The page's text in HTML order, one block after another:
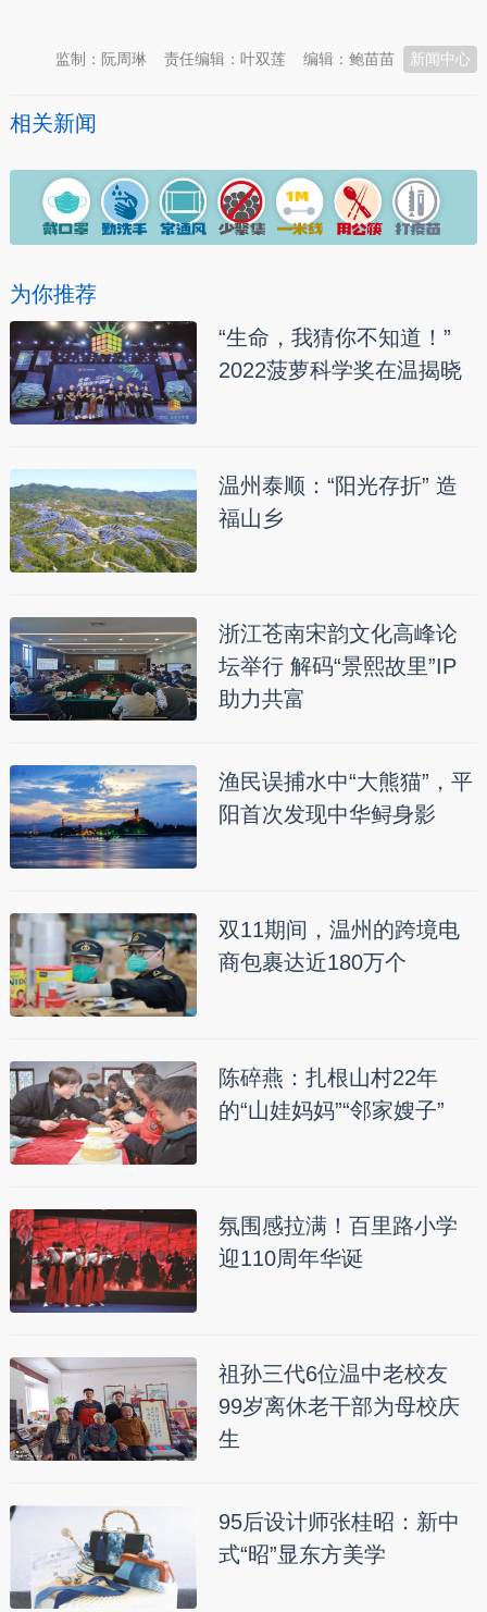
新闻中心
编辑：鲍苗苗
责任编辑：叶双莲
监制：阮周琳
相关新闻
为你推荐
“生命，我猜你不知道！”
2022菠萝科学奖在温揭晓
温州泰顺：“阳光存折” 造
福山乡
浙江苍南宋韵文化高峰论
坛举行 解码“景熙故里”IP
助力共富
渔民误捕水中“大熊猫”，平
阳首次发现中华鲟身影
双11期间，温州的跨境电
商包裹达近180万个
陈碎燕：扎根山村22年
的“山娃妈妈”“邻家嫂子”
氛围感拉满！百里路小学
迎110周年华诞
祖孙三代6位温中老校友
99岁离休老干部为母校庆
生
95后设计师张桂昭：新中
式“昭”显东方美学